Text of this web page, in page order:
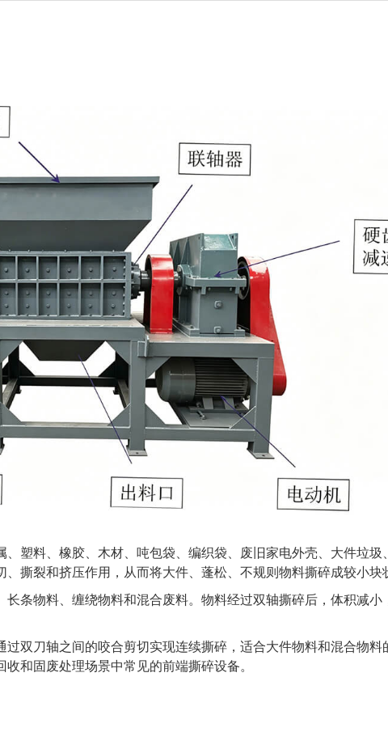
塑料、橡胶、木材、吨包袋、编织袋、废旧家电外壳、大件垃
撕裂和挤压作用，从而将大件、蓬松、不规则物料撕碎成较小块
条物料、缠绕物料和混合废料。物料经过双轴撕碎后，体积减
双刀轴之间的咬合剪切实现连续撕碎，适合大件物料和混合物
和固废处理场景中常见的前端撕碎设备。